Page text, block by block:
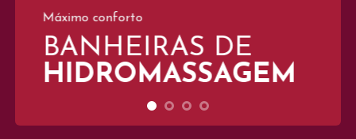
Máximo conforto
BANHEIRAS DE
HIDROMASSAGEM